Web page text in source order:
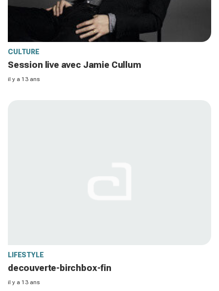
CULTURE
Session live avec Jamie Cullum
il y a 13 ans
LIFESTYLE
decouverte-birchbox-fin
il y a 13 ans